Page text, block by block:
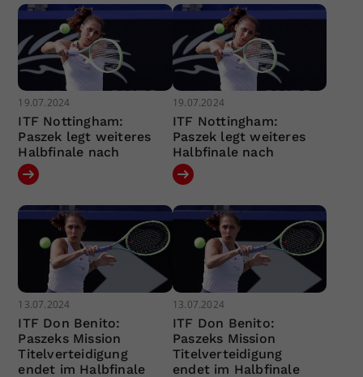
19.07.2024
ITF Nottingham:
Paszek legt weiteres
Halbfinale nach
19.07.2024
ITF Nottingham:
Paszek legt weiteres
Halbfinale nach
13.07.2024
ITF Don Benito:
Paszeks Mission
Titelverteidigung
endet im Halbfinale
13.07.2024
ITF Don Benito:
Paszeks Mission
Titelverteidigung
endet im Halbfinale